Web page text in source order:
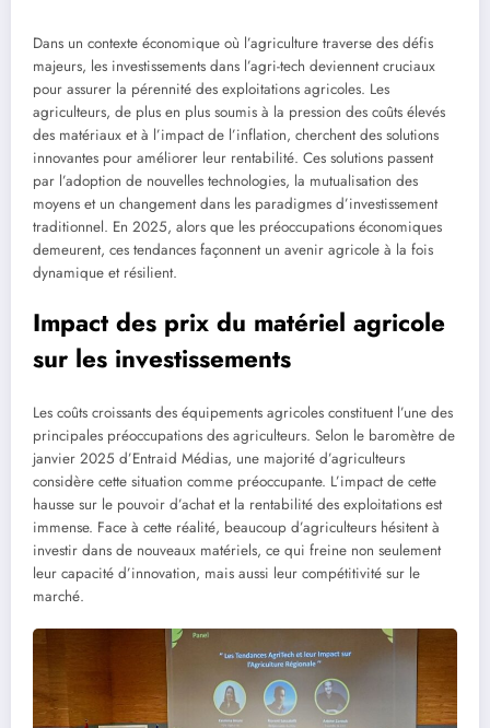
Dans un contexte économique où l’agriculture traverse des défis
majeurs, les investissements dans l’agri-tech deviennent cruciaux
pour assurer la pérennité des exploitations agricoles. Les
agriculteurs, de plus en plus soumis à la pression des coûts élevés
des matériaux et à l’impact de l’inflation, cherchent des solutions
innovantes pour améliorer leur rentabilité. Ces solutions passent
par l’adoption de nouvelles technologies, la mutualisation des
moyens et un changement dans les paradigmes d’investissement
traditionnel. En 2025, alors que les préoccupations économiques
demeurent, ces tendances façonnent un avenir agricole à la fois
dynamique et résilient.
Impact des prix du matériel agricole
sur les investissements
Les coûts croissants des équipements agricoles constituent l’une des
principales préoccupations des agriculteurs. Selon le baromètre de
janvier 2025 d’Entraid Médias, une majorité d’agriculteurs
considère cette situation comme préoccupante. L’impact de cette
hausse sur le pouvoir d’achat et la rentabilité des exploitations est
immense. Face à cette réalité, beaucoup d’agriculteurs hésitent à
investir dans de nouveaux matériels, ce qui freine non seulement
leur capacité d’innovation, mais aussi leur compétitivité sur le
marché.